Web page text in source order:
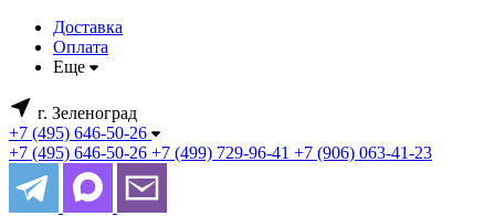
Доставка
Оплата
Еще
г. Зеленоград
+7 (495) 646-50-26
+7 (495) 646-50-26 +7 (499) 729-96-41 +7 (906) 063-41-23